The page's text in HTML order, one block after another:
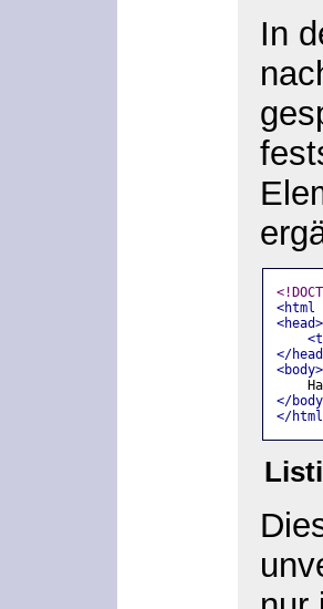
In
<html
<head>
</
<body>
</
</